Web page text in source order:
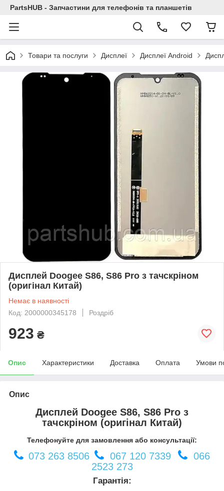
PartsHUB - Запчастини для телефонів та планшетів
Товари та послуги Дисплеї Дисплеї Android
Дисплей Doogee S86, S86 Pro з тачскріном
(оригінал Китай)
Немає в наявності
Код: 2000000345178
Роздріб
923 ₴
Опис Характеристики Доставка Оплата Умови
Опис
Дисплей Doogee S86, S86 Pro з
тачскріном (оригінал Китай)
Телефонуйте для замовлення або консультації:
073 263 8506 067 120 7339
066
2523 273
Гарантія: